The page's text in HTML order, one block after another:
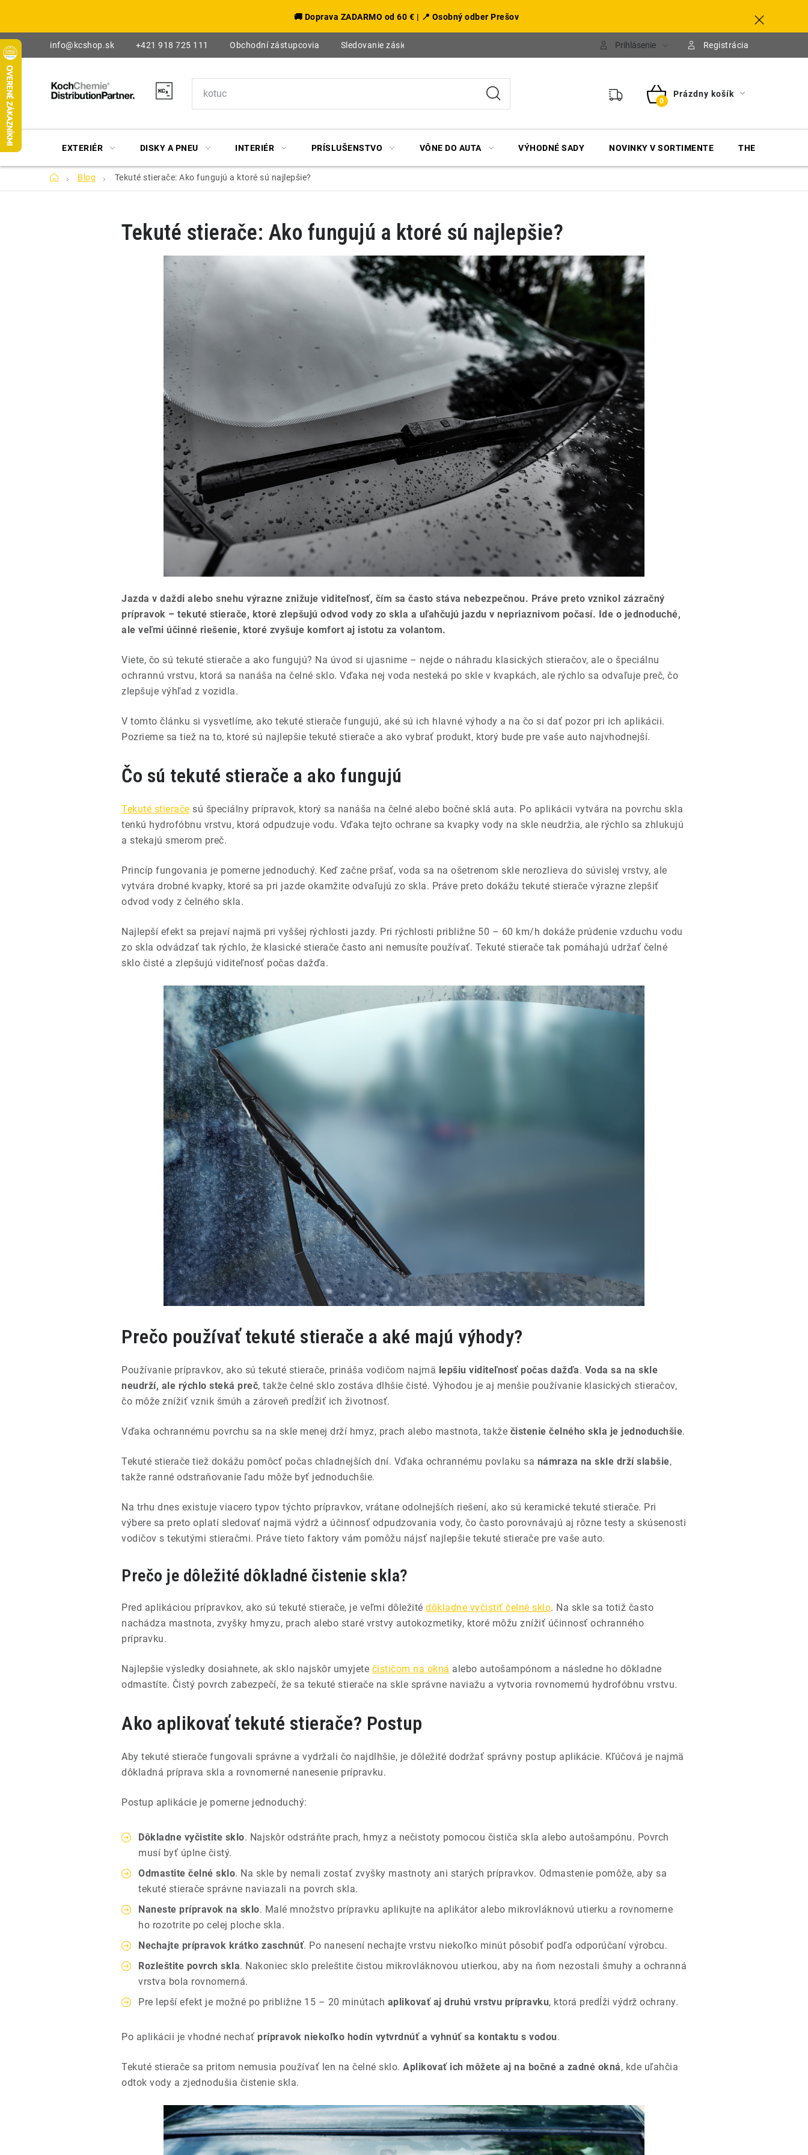
obsah
🚚 Doprava ZADARMO od 60 € | 📍 Osobný odber Prešov
info@kcshop.sk +421 918 725 111 Obchodní zástupcovia Sledovanie zásielky Prihlásenie Registrácia
NÁKUPNÝ
Prázdny košík
EXTERIÉR DISKY A PNEU INTERIÉR PRÍSLUŠENSTVO VÔNE DO AUTA VÝHODNÉ SADY NOVINKY V SORTIMENTE THE FINISHER
DomovBlog Tekuté stierače: Ako fungujú a ktoré sú najlepšie?
Tekuté stierače: Ako fungujú a ktoré sú najlepšie?
Jazda v daždi alebo snehu výrazne znižuje viditeľnosť, čím sa často stáva nebezpečnou. Práve preto vznikol zázračný
prípravok – tekuté stierače, ktoré zlepšujú odvod vody zo skla a uľahčujú jazdu v nepriaznivom počasí. Ide o jednoduché,
ale veľmi účinné riešenie, ktoré zvyšuje komfort aj istotu za volantom.
Viete, čo sú tekuté stierače a ako fungujú? Na úvod si ujasnime – nejde o náhradu klasických stieračov, ale o špeciálnu
ochrannú vrstvu, ktorá sa nanáša na čelné sklo. Vďaka nej voda nesteká po skle v kvapkách, ale rýchlo sa odvaľuje preč, čo
zlepšuje výhľad z vozidla.
V tomto článku si vysvetlíme, ako tekuté stierače fungujú, aké sú ich hlavné výhody a na čo si dať pozor pri ich aplikácii.
Pozrieme sa tiež na to, ktoré sú najlepšie tekuté stierače a ako vybrať produkt, ktorý bude pre vaše auto najvhodnejší.
Čo sú tekuté stierače a ako fungujú
Tekuté stierače sú špeciálny prípravok, ktorý sa nanáša na čelné alebo bočné sklá auta. Po aplikácii vytvára na povrchu skla
tenkú hydrofóbnu vrstvu, ktorá odpudzuje vodu. Vďaka tejto ochrane sa kvapky vody na skle neudržia, ale rýchlo sa zhlukujú
a stekajú smerom preč.
Princíp fungovania je pomerne jednoduchý. Keď začne pršať, voda sa na ošetrenom skle nerozlieva do súvislej vrstvy, ale
vytvára drobné kvapky, ktoré sa pri jazde okamžite odvaľujú zo skla. Práve preto dokážu tekuté stierače výrazne zlepšiť
odvod vody z čelného skla.
Najlepší efekt sa prejaví najmä pri vyššej rýchlosti jazdy. Pri rýchlosti približne 50 – 60 km/h dokáže prúdenie vzduchu vodu
zo skla odvádzať tak rýchlo, že klasické stierače často ani nemusíte používať. Tekuté stierače tak pomáhajú udržať čelné
sklo čisté a zlepšujú viditeľnosť počas dažďa.
Prečo používať tekuté stierače a aké majú výhody?
Používanie prípravkov, ako sú tekuté stierače, prináša vodičom najmä lepšiu viditeľnosť počas dažďa. Voda sa na skle
neudrží, ale rýchlo steká preč, takže čelné sklo zostáva dlhšie čisté. Výhodou je aj menšie používanie klasických stieračov,
čo môže znížiť vznik šmúh a zároveň predĺžiť ich životnosť.
Vďaka ochrannému povrchu sa na skle menej drží hmyz, prach alebo mastnota, takže čistenie čelného skla je jednoduchšie.
Tekuté stierače tiež dokážu pomôcť počas chladnejších dní. Vďaka ochrannému povlaku sa námraza na skle drží slabšie,
takže ranné odstraňovanie ľadu môže byť jednoduchšie.
Na trhu dnes existuje viacero typov týchto prípravkov, vrátane odolnejších riešení, ako sú keramické tekuté stierače. Pri
výbere sa preto oplatí sledovať najmä výdrž a účinnosť odpudzovania vody, čo často porovnávajú aj rôzne testy a skúsenosti
vodičov s tekutými stieračmi. Práve tieto faktory vám pomôžu nájsť najlepšie tekuté stierače pre vaše auto.
Prečo je dôležité dôkladné čistenie skla?
Pred aplikáciou prípravkov, ako sú tekuté stierače, je veľmi dôležité dôkladne vyčistiť čelné sklo. Na skle sa totiž často
nachádza mastnota, zvyšky hmyzu, prach alebo staré vrstvy autokozmetiky, ktoré môžu znížiť účinnosť ochranného
prípravku.
Najlepšie výsledky dosiahnete, ak sklo najskôr umyjete čističom na okná alebo autošampónom a následne ho dôkladne
odmastíte. Čistý povrch zabezpečí, že sa tekuté stierače na skle správne naviažu a vytvoria rovnomernú hydrofóbnu vrstvu.
Ako aplikovať tekuté stierače? Postup
Aby tekuté stierače fungovali správne a vydržali čo najdlhšie, je dôležité dodržať správny postup aplikácie. Kľúčová je najmä
dôkladná príprava skla a rovnomerné nanesenie prípravku.
Postup aplikácie je pomerne jednoduchý:
Dôkladne vyčistite sklo. Najskôr odstráňte prach, hmyz a nečistoty pomocou čističa skla alebo autošampónu. Povrch
musí byť úplne čistý.
Odmastite čelné sklo. Na skle by nemali zostať zvyšky mastnoty ani starých prípravkov. Odmastenie pomôže, aby sa
tekuté stierače správne naviazali na povrch skla.
Naneste prípravok na sklo. Malé množstvo prípravku aplikujte na aplikátor alebo mikrovláknovú utierku a rovnomerne
ho rozotrite po celej ploche skla.
Nechajte prípravok krátko zaschnúť. Po nanesení nechajte vrstvu niekoľko minút pôsobiť podľa odporúčaní výrobcu.
Rozleštite povrch skla. Nakoniec sklo preleštite čistou mikrovláknovou utierkou, aby na ňom nezostali šmuhy a ochranná
vrstva bola rovnomerná.
Pre lepší efekt je možné po približne 15 – 20 minútach aplikovať aj druhú vrstvu prípravku, ktorá predĺži výdrž ochrany.
Po aplikácii je vhodné nechať prípravok niekoľko hodín vytvrdnúť a vyhnúť sa kontaktu s vodou.
Tekuté stierače sa pritom nemusia používať len na čelné sklo. Aplikovať ich môžete aj na bočné a zadné okná, kde uľahčia
odtok vody a zjednodušia čistenie skla.